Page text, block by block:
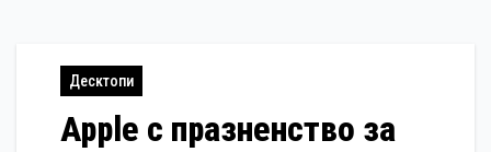
Десктопи
Apple с празненство за